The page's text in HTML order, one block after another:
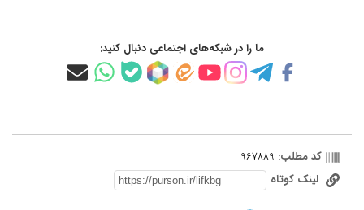
ما را در شبکه‌های اجتماعی دنبال کنید:
کد مطلب: 967889
لینک کوتاه